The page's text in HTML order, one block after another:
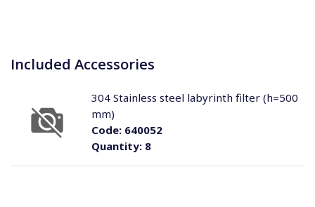
Included Accessories
Quantity:8
Code:640052
304 Stainless steel labyrinth filter (h=500
mm)